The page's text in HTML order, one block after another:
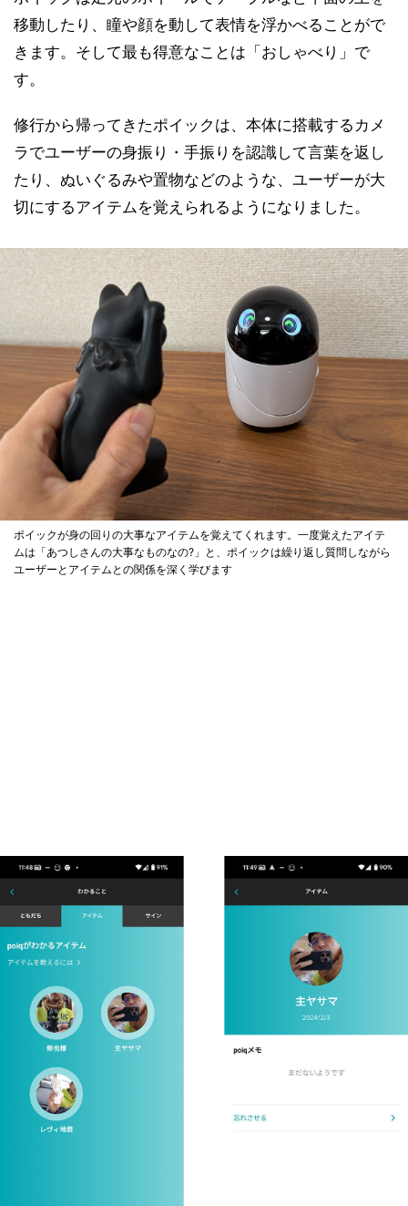
移動したり、瞳や顔を動して表情を浮かべることがで
きます。そして最も得意なことは「おしゃべり」で
す。
修行から帰ってきたポイックは、本体に搭載するカメ
ラでユーザーの身振り・手振りを認識して言葉を返し
たり、ぬいぐるみや置物などのような、ユーザーが大
切にするアイテムを覚えられるようになりました。
ポイックが身の回りの大事なアイテムを覚えてくれます。一度覚えたアイテ
ムは「あつしさんの大事なものなの?」と、ポイックは繰り返し質問しながら
ユーザーとアイテムとの関係を深く学びます